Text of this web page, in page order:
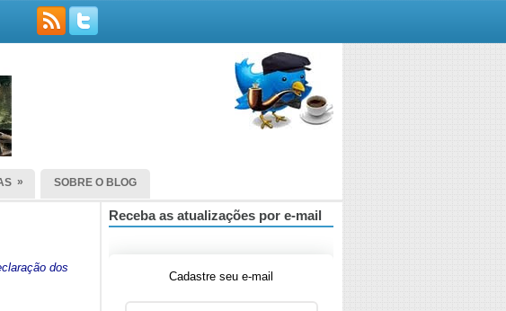
» SOBRE O BLOG
dos
Receba as atualizações por e-mail
Cadastre seu e-mail